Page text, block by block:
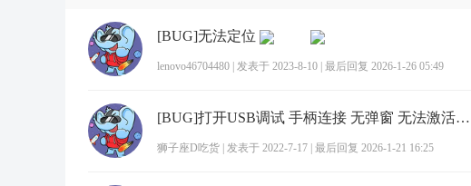
[BUG]无法定位
lenovo46704480 发表于 2023-8-10 最后回复 2026-1-26 05:49
[BUG]打开USB调试 手柄连接 无弹窗 无法激活手柄
狮子座D吃货 发表于 2022-7-17 最后回复 2026-1-21 16:25